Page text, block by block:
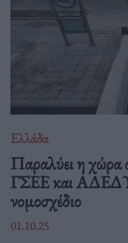
Ελλάδα
Παραλύει η χώρα
ΓΣΕΕ και ΑΔΕΔΥ
νομοσχέδιο
01.10.25